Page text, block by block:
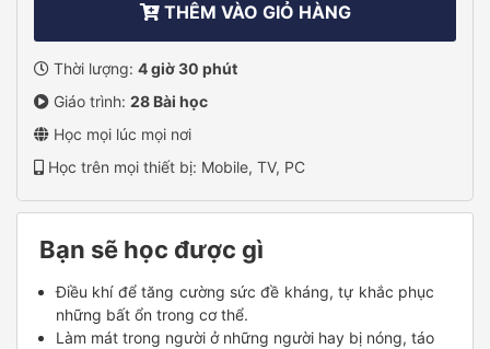
THÊM VÀO GIỎ HÀNG
Thời lượng: 4 giờ 30 phút
Giáo trình: 28 Bài học
Học mọi lúc mọi nơi
Học trên mọi thiết bị: Mobile, TV, PC
Bạn sẽ học được gì
Điều khí để tăng cường sức đề kháng, tự khắc phục
những bất ổn trong cơ thể.
Làm mát trong người ở những người hay bị nóng, táo